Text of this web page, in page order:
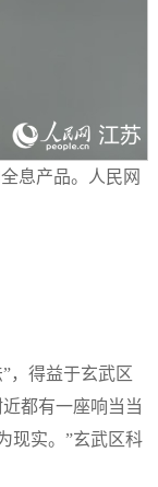
息产品。人民网
，得益于玄武区
都有一座响当当
现实。”玄武区科